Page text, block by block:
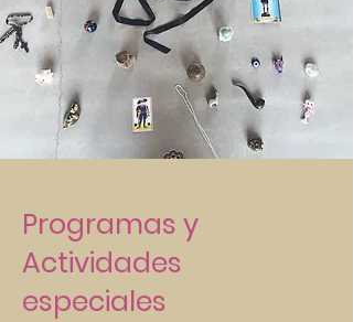
Programas y
Actividades
especiales